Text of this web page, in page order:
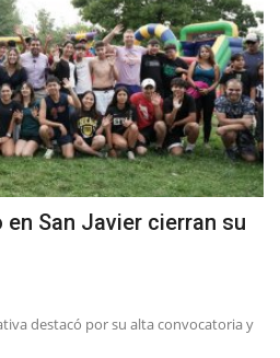
en San Javier cierran su
destacó por su alta convocatoria y